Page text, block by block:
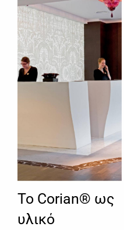
Το Corian® ως
υλικό